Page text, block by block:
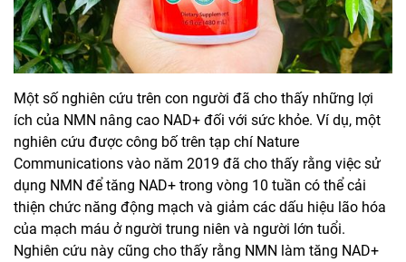
Một số nghiên cứu trên con người đã cho thấy những lợi
ích của NMN nâng cao NAD+ đối với sức khỏe. Ví dụ, một
nghiên cứu được công bố trên tạp chí Nature
Communications vào năm 2019 đã cho thấy rằng việc sử
dụng NMN để tăng NAD+ trong vòng 10 tuần có thể cải
thiện chức năng động mạch và giảm các dấu hiệu lão hóa
của mạch máu ở người trung niên và người lớn tuổi.
Nghiên cứu này cũng cho thấy rằng NMN làm tăng NAD+